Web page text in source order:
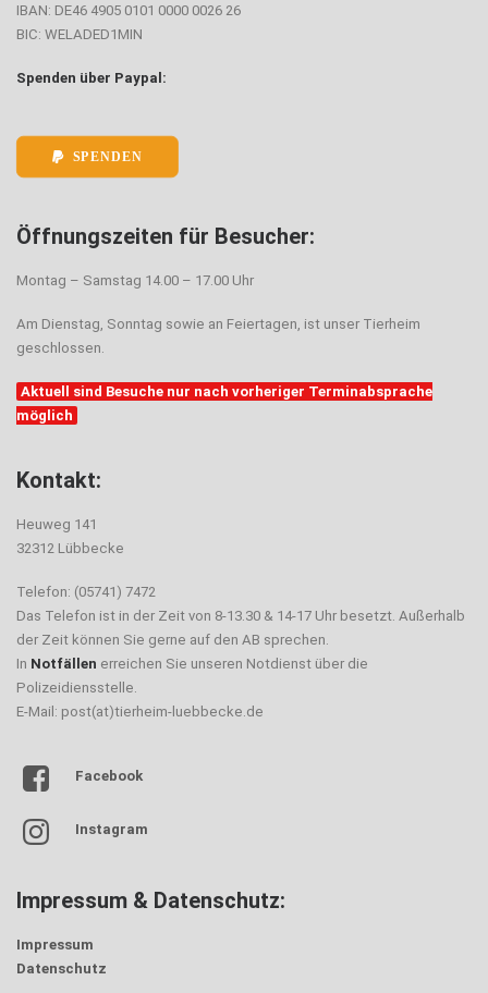
IBAN: DE46 4905 0101 0000 0026 26
BIC: WELADED1MIN
Spenden über Paypal:
SPENDEN
Öffnungszeiten für Besucher:
Montag – Samstag 14.00 – 17.00 Uhr
Am Dienstag, Sonntag sowie an Feiertagen, ist unser Tierheim
geschlossen.
Aktuell sind Besuche nur nach vorheriger Terminabsprache
möglich
Kontakt:
Heuweg 141
32312 Lübbecke
Telefon: (05741) 7472
Das Telefon ist in der Zeit von 8-13.30 & 14-17 Uhr besetzt. Außerhalb
der Zeit können Sie gerne auf den AB sprechen.
In Notfällen erreichen Sie unseren Notdienst über die
Polizeidiensstelle.
E-Mail: post(at)tierheim-luebbecke.de
Facebook
Instagram
Impressum & Datenschutz:
Impressum
Datenschutz